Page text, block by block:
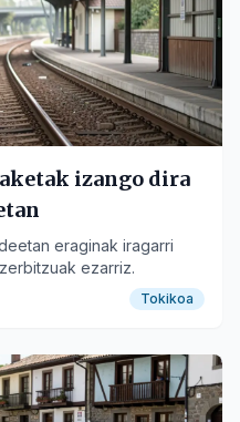
izango dira
eraginak iragarri
ezarriz.
Tokikoa